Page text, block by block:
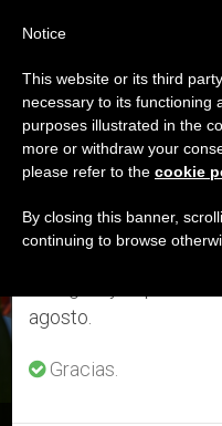
ETIQUETA
Posts
ÚLTIMAS NOTICIAS
Aviso
Del 27 de julio al 7
anual, aprovechando
se generan menos
agosto.
Gracias.
Notice
This website or its third
necessary to its functioning
purposes illustrated in the
more or withdraw your
please refer to the cookie
By closing this banner,
continuing to browse